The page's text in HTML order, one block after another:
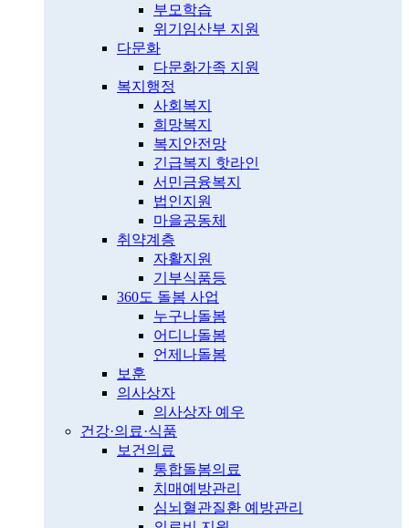
부모학습
위기임산부 지원
다문화
다문화가족 지원
복지행정
사회복지
희망복지
복지안전망
긴급복지 핫라인
서민금융복지
법인지원
마을공동체
취약계층
자활지원
기부식품등
360도 돌봄 사업
누구나돌봄
어디나돌봄
언제나돌봄
보훈
의사상자
의사상자 예우
건강·의료·식품
보건의료
통합돌봄의료
치매예방관리
심뇌혈관질환 예방관리